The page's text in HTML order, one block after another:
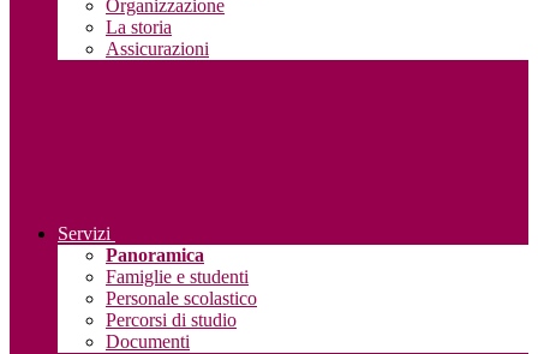
Organizzazione
La storia
Assicurazioni
Servizi
Panoramica
Famiglie e studenti
Personale scolastico
Percorsi di studio
Documenti